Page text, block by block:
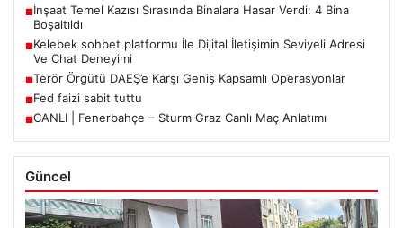
■İnşaat Temel Kazısı Sırasında Binalara Hasar Verdi: 4 Bina
Boşaltıldı
■Kelebek sohbet platformu İle Dijital İletişimin Seviyeli Adresi
Ve Chat Deneyimi
■Terör Örgütü DAEŞ’e Karşı Geniş Kapsamlı Operasyonlar
■Fed faizi sabit tuttu
■CANLI | Fenerbahçe – Sturm Graz Canlı Maç Anlatımı
Güncel